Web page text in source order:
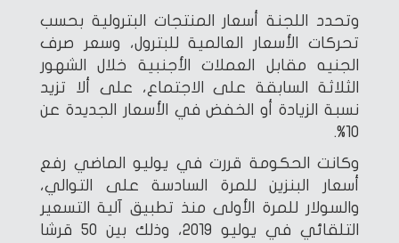
وتحدد اللجنة أسعار المنتجات البترولية بحسب
تحركات الأسعار العالمية للبترول، وسعر صرف
الجنيه مقابل العملات الأجنبية خلال الشهور
الثلاثة السابقة على الاجتماع، على ألا تزيد
نسبة الزيادة أو الخفض في الأسعار الجديدة عن
10%.
وكانت الحكومة قررت في يوليو الماضي رفع
أسعار البنزين للمرة السادسة على التوالي،
والسولار للمرة الأولى منذ تطبيق آلية التسعير
التلقائي في يوليو 2019، وذلك بين 50 قرشا